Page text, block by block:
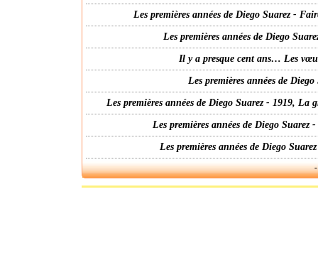
Les premières années de Diego Suarez -
Les premières années de Diego
Il y a presque cent ans… Les
Les premières années de
Les premières années de Diego Suarez - 1919,
Les premières années de Diego
Les premières années de Diego